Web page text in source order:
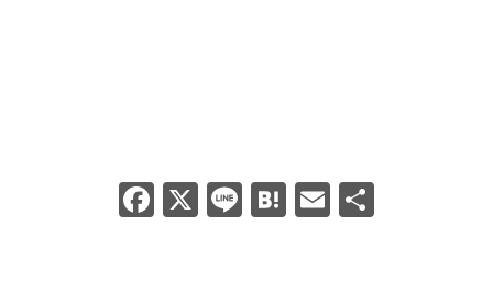
F
X
Li
H
E